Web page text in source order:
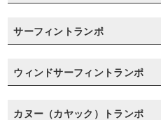
サーフィントランポ
ウィンドサーフィントランポ
カヌー（カヤック）トランポ